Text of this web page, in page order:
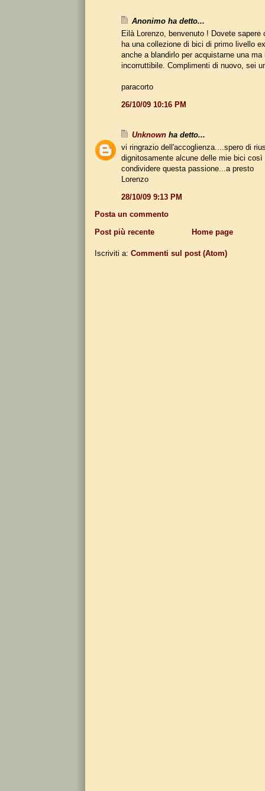
Anonimo ha detto...
Eilà Lorenzo, benvenuto ! Dovete sapere
ha una collezione di bici di primo livello
anche a blandirlo per acquistarne una
incorruttibile. Complimenti di nuovo, sei
paracorto
26/10/09 10:16 PM
Unknown ha detto...
vi ringrazio dell'accoglienza....spero di
dignitosamente alcune delle mie bici così
condividere questa passione...a presto
Lorenzo
28/10/09 9:13 PM
Posta un commento
Post più recente
Home page
Iscriviti a: Commenti sul post (Atom)